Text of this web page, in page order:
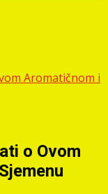
Aromatičnom i
o Ovom